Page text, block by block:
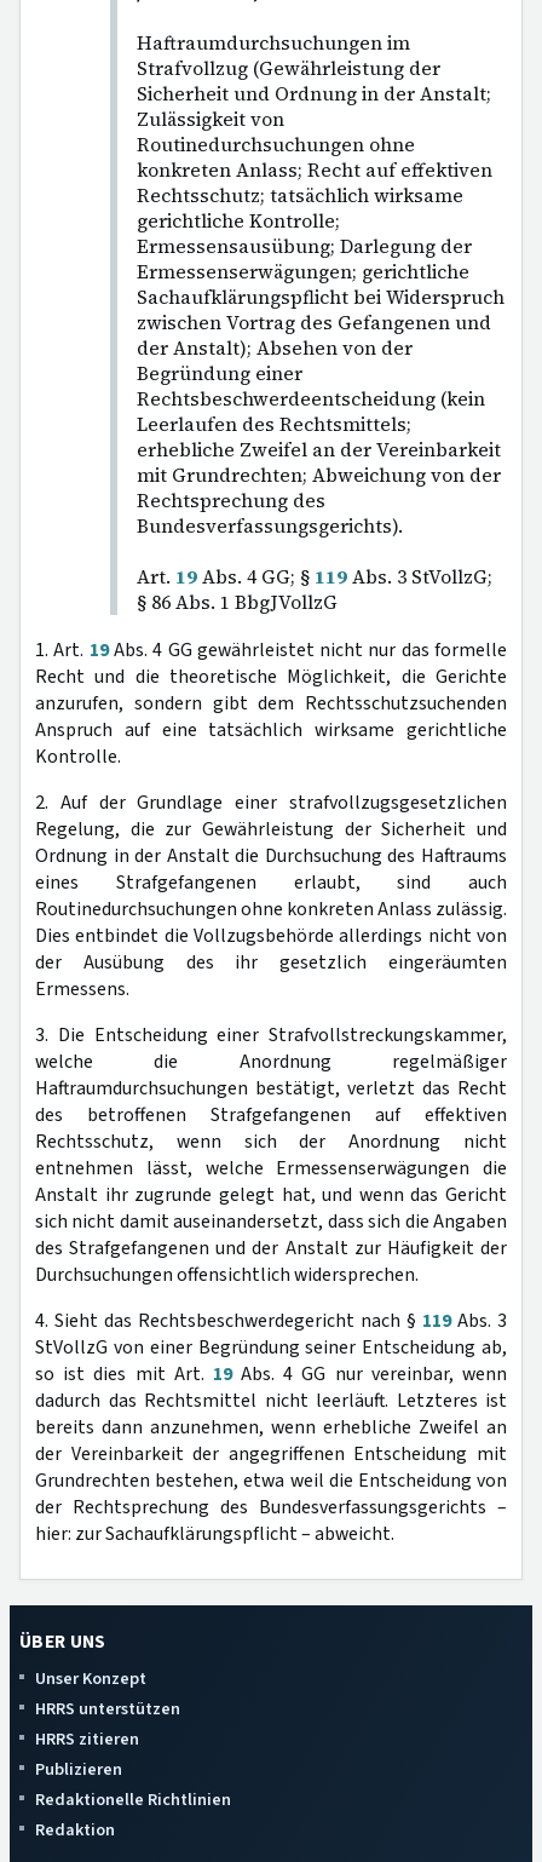
Haftraumdurchsuchungen im
Strafvollzug (Gewährleistung der
Sicherheit und Ordnung in der Anstalt;
Zulässigkeit von
Routinedurchsuchungen ohne
konkreten Anlass; Recht auf effektiven
Rechtsschutz; tatsächlich wirksame
gerichtliche Kontrolle;
Ermessensausübung; Darlegung der
Ermessenserwägungen; gerichtliche
Sachaufklärungspflicht bei Widerspruch
zwischen Vortrag des Gefangenen und
der Anstalt); Absehen von der
Begründung einer
Rechtsbeschwerdeentscheidung (kein
Leerlaufen des Rechtsmittels;
erhebliche Zweifel an der Vereinbarkeit
mit Grundrechten; Abweichung von der
Rechtsprechung des
Bundesverfassungsgerichts).
Art. 19Abs. 4 GG; § 119Abs. 3 StVollzG;
§ 86 Abs. 1 BbgJVollzG
1. Art. 19Abs. 4 GG gewährleistet nicht nur das formelle
Recht und die theoretische Möglichkeit, die Gerichte
anzurufen, sondern gibt dem Rechtsschutzsuchenden
Anspruch auf eine tatsächlich wirksame gerichtliche
Kontrolle.
2. Auf der Grundlage einer strafvollzugsgesetzlichen
Regelung, die zur Gewährleistung der Sicherheit und
Ordnung in der Anstalt die Durchsuchung des Haftraums
eines Strafgefangenen erlaubt, sind auch
Routinedurchsuchungen ohne konkreten Anlass zulässig.
Dies entbindet die Vollzugsbehörde allerdings nicht von
der Ausübung des ihr gesetzlich eingeräumten
Ermessens.
3. Die Entscheidung einer Strafvollstreckungskammer,
welche die Anordnung regelmäßiger
Haftraumdurchsuchungen bestätigt, verletzt das Recht
des betroffenen Strafgefangenen auf effektiven
Rechtsschutz, wenn sich der Anordnung nicht
entnehmen lässt, welche Ermessenserwägungen die
Anstalt ihr zugrunde gelegt hat, und wenn das Gericht
sich nicht damit auseinandersetzt, dass sich die Angaben
des Strafgefangenen und der Anstalt zur Häufigkeit der
Durchsuchungen offensichtlich widersprechen.
4. Sieht das Rechtsbeschwerdegericht nach § 119Abs. 3
StVollzG von einer Begründung seiner Entscheidung ab,
so ist dies mit Art. 19Abs. 4 GG nur vereinbar, wenn
dadurch das Rechtsmittel nicht leerläuft. Letzteres ist
bereits dann anzunehmen, wenn erhebliche Zweifel an
der Vereinbarkeit der angegriffenen Entscheidung mit
Grundrechten bestehen, etwa weil die Entscheidung von
der Rechtsprechung des Bundesverfassungsgerichts –
hier: zur Sachaufklärungspflicht – abweicht.
ÜBER UNS
Unser Konzept
HRRS unterstützen
HRRS zitieren
Publizieren
Redaktionelle Richtlinien
Redaktion